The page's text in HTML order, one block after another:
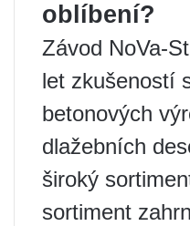
oblíbení?
Závod NoVa-
let zkušeností
betonových
dlažebních
široký
sortiment